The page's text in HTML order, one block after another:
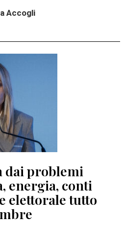
Accogli
dai problemi
energia, conti
elettorale tutto